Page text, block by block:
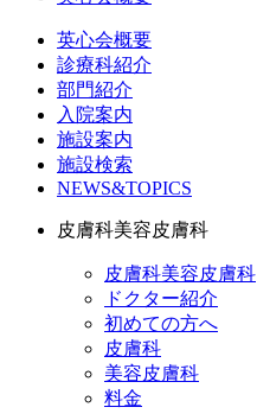
英心会概要
診療科紹介
部門紹介
入院案内
施設案内
施設検索
NEWS&TOPICS
皮膚科美容皮膚科
皮膚科美容皮膚科
ドクター紹介
初めての方へ
皮膚科
美容皮膚科
料金